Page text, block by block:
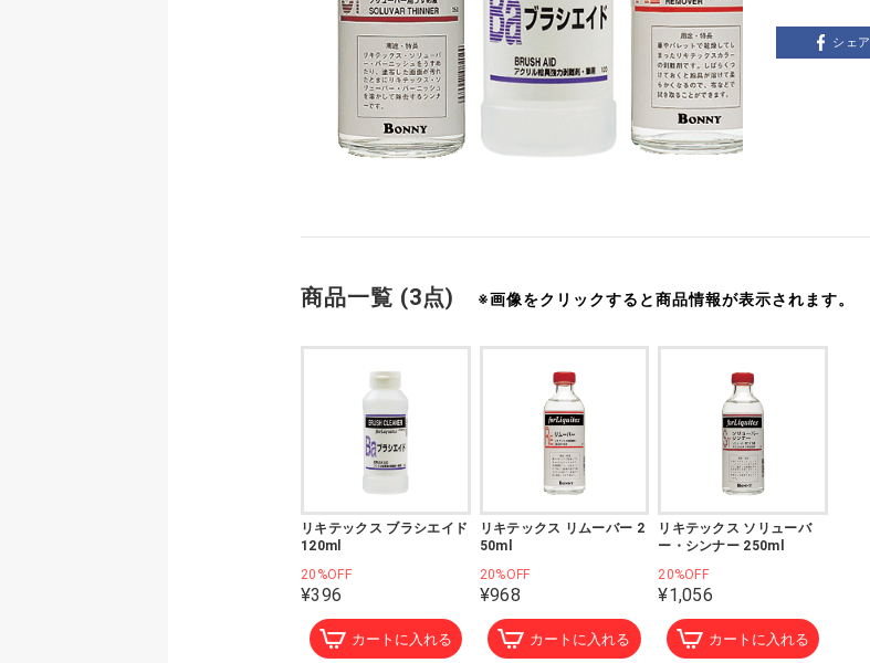
シェア
商品一覧 (3点) ※画像をクリックすると商品情報が表示されます。
リキテックス ブラシエイド
120ml
20%OFF
¥396
カートに入れる
リキテックス リムーバー 2
50ml
20%OFF
¥968
カートに入れる
リキテックス ソリューバ
ー・シンナー 250ml
20%OFF
¥1,056
カートに入れる